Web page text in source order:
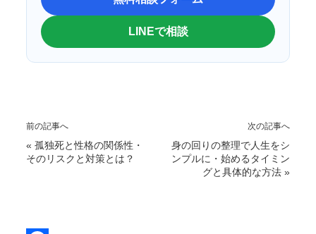
LINEで相談
前の記事へ
« 孤独死と性格の関係性・
そのリスクと対策とは？
次の記事へ
身の回りの整理で人生をシ
ンプルに・始めるタイミン
グと具体的な方法 »